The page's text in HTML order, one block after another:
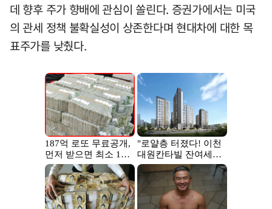
데 향후 주가 향배에 관심이 쏠린다. 증권가에서는 미국
의 관세 정책 불확실성이 상존한다며 현대차에 대한 목
표주가를 낮췄다.